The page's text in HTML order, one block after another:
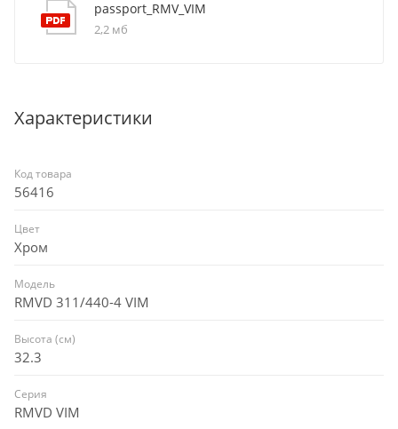
passport_RMV_VIM
2,2 мб
Характеристики
Код товара
56416
Цвет
Хром
Модель
RMVD 311/440-4 VIM
Высота (см)
32.3
Серия
RMVD VIM